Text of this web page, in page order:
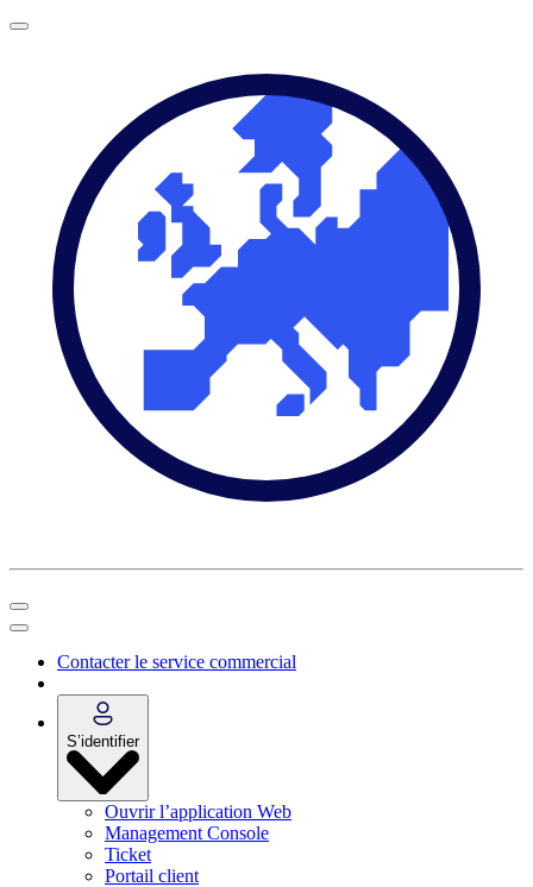
Contacter le service commercial
S’identifier
Ouvrir l’application Web
Management Console
Ticket
Portail client